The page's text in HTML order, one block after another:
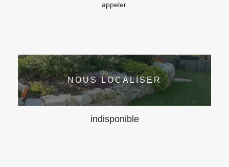
appeler.
NOUS LOCALISER
indisponible